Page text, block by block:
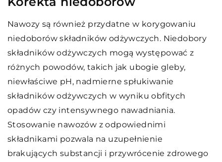
Nawozy są również przydatne w korygowaniu
niedoborów składników odżywczych. Niedobory
składników odżywczych mogą występować z
różnych powodów, takich jak ubogie gleby,
niewłaściwe pH, nadmierne spłukiwanie
składników odżywczych w wyniku obfitych
opadów czy intensywnego nawadniania.
Stosowanie nawozów z odpowiednimi
składnikami pozwala na uzupełnienie
brakujących substancji i przywrócenie zdrowego